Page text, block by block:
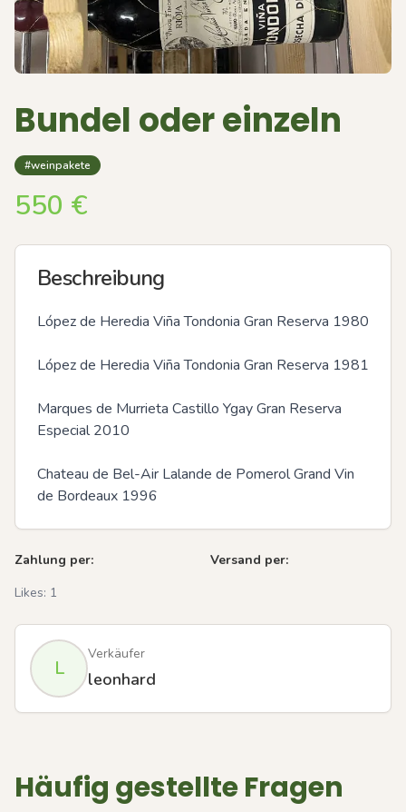
Bundel oder einzeln
#weinpakete
550 €
Beschreibung
López de Heredia Viña Tondonia Gran Reserva 1980
López de Heredia Viña Tondonia Gran Reserva 1981
Marques de Murrieta Castillo Ygay Gran Reserva
Especial 2010
Chateau de Bel-Air Lalande de Pomerol Grand Vin
de Bordeaux 1996
Zahlung per:
Versand per:
Likes: 1
L
Verkäufer
leonhard
Häufig gestellte Fragen